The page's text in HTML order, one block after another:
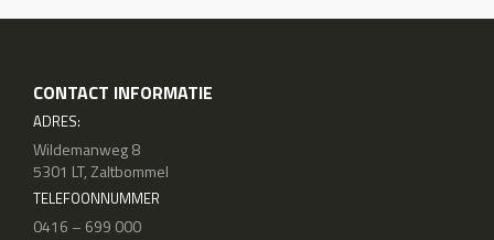
CONTACT INFORMATIE
ADRES:
Wildemanweg 8
5301 LT, Zaltbommel
TELEFOONNUMMER
0416 – 699 000